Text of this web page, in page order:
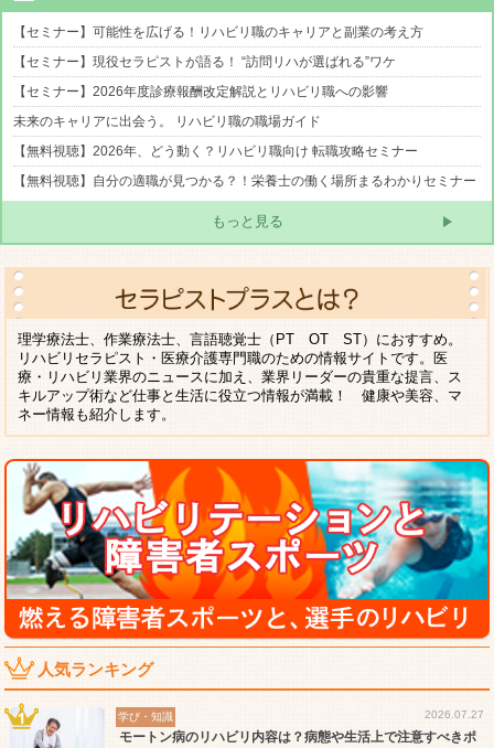
【セミナー】可能性を広げる！リハビリ職のキャリアと副業の考え方
【セミナー】現役セラピストが語る！ “訪問リハが選ばれる”ワケ
【セミナー】2026年度診療報酬改定解説とリハビリ職への影響
未来のキャリアに出会う。 リハビリ職の職場ガイド
【無料視聴】2026年、どう動く？リハビリ職向け 転職攻略セミナー
【無料視聴】自分の適職が見つかる？！栄養士の働く場所まるわかりセミナー
もっと見る
理学療法士、作業療法士、言語聴覚士（PT OT ST）におすすめ。
リハビリセラピスト・医療介護専門職のための情報サイトです。医
療・リハビリ業界のニュースに加え、業界リーダーの貴重な提言、ス
キルアップ術など仕事と生活に役立つ情報が満載！ 健康や美容、マ
ネー情報も紹介します。
人気ランキング
学び・知識 2026.07.27
モートン病のリハビリ内容は？病態や生活上で注意すべきポ